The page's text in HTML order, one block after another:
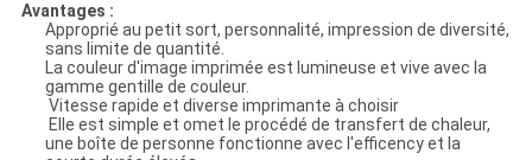
Avantages :
Approprié au petit sort, personnalité, impression de diversité,
sans limite de quantité.
La couleur d'image imprimée est lumineuse et vive avec la
gamme gentille de couleur.
Vitesse rapide et diverse imprimante à choisir
Elle est simple et omet le procédé de transfert de chaleur,
une boîte de personne fonctionne avec l'efficency et la